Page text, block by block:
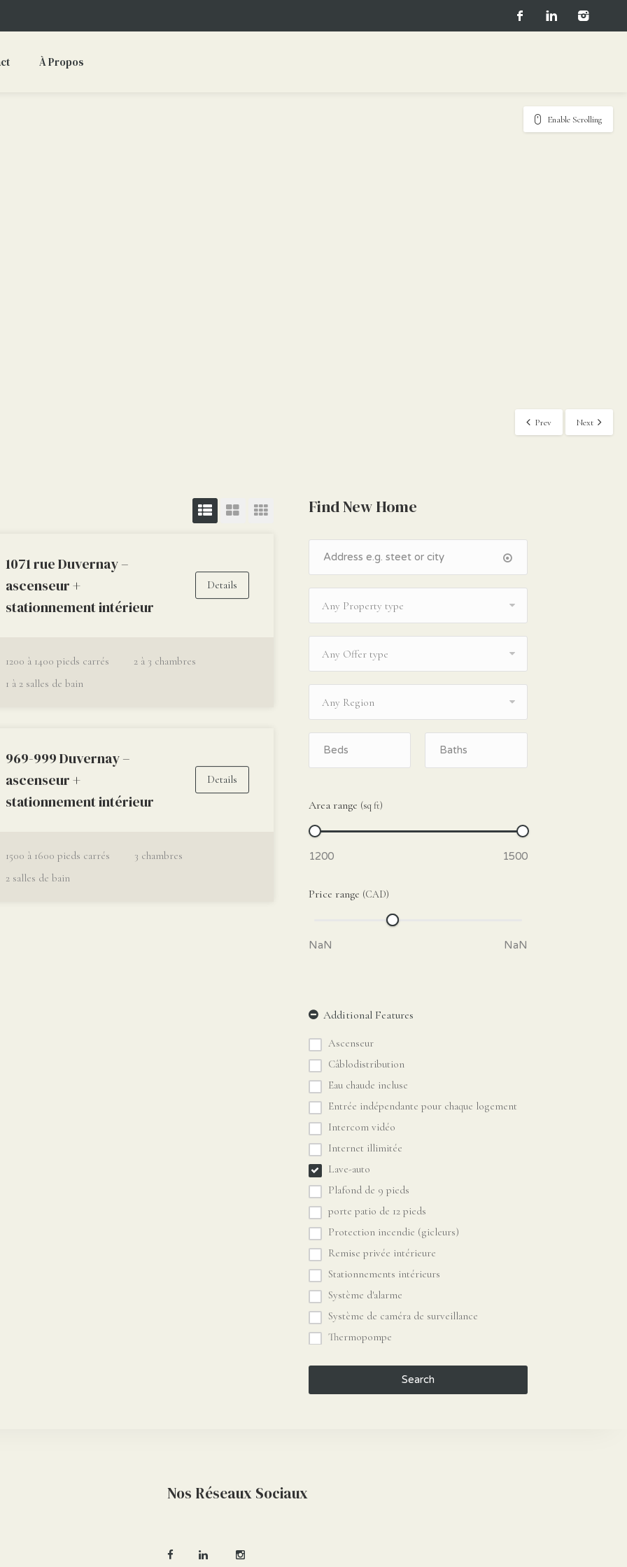
À Propos
Enable Scrolling
Prev Next
1071 rue Duvernay –
ascenseur +
stationnement intérieur
Details
1200 à 1400 pieds carrés 2 à 3 chambres
1 à 2salles de bain
969-999 Duvernay –
ascenseur +
stationnement intérieur
Details
1500 à 1600 pieds carrés 3 chambres
2salles de bain
Find New Home
Any Property type
Any Offer type
Any Region
Area range (sq ft)
Price range (CAD)
Ascenseur
Câblodistribution
Eau chaude incluse
Entrée indépendante pour chaque logement
Intercom vidéo
Internet illimitée
Lave-auto
Plafond de 9 pieds
porte patio de 12 pieds
Protection incendie (gicleurs)
Remise privée intérieure
Stationnements intérieurs
Système d'alarme
Système de caméra de surveillance
Thermopompe
Search
Nos Réseaux Sociaux